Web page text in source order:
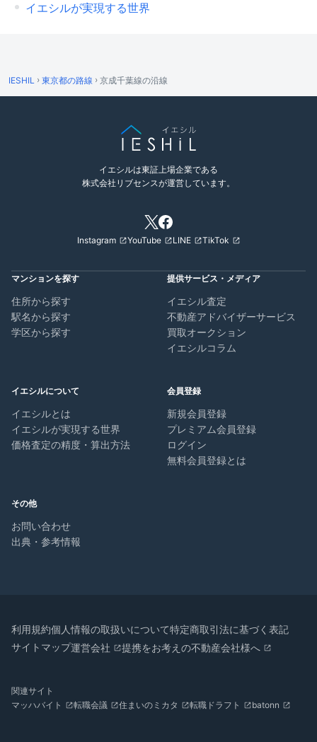
イエシルが実現する世界
IESHIL › 東京都の路線 › 京成千葉線の沿線
イエシルは東証上場企業である
株式会社リブセンスが運営しています。
Instagram YouTube LINE TikTok
マンションを探す
住所から探す
駅名から探す
学区から探す
提供サービス・メディア
イエシル査定
不動産アドバイザーサービス
買取オークション
イエシルコラム
イエシルについて
イエシルとは
イエシルが実現する世界
価格査定の精度・算出方法
会員登録
新規会員登録
プレミアム会員登録
ログイン
無料会員登録とは
その他
お問い合わせ
出典・参考情報
利用規約個人情報の取扱いについて特定商取引法に基づく表記
サイトマップ運営会社 提携をお考えの不動産会社様へ
関連サイト
マッハバイト
転職会議 住まいのミカタ 転職ドラフト batonn